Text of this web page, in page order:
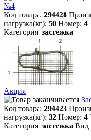
№4
Код товара: 294428
нагрузка(кг): 50 Номер: 4
Категория: застежка
Акция
Код товара: 294423
нагрузка(кг): 32 Номер: 4
Категория: застежка Вид